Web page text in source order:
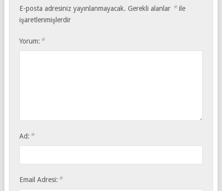
E-posta adresiniz yayınlanmayacak. Gerekli alanlar *ile
işaretlenmişlerdir
Yorum: *
Ad: *
Email Adresi: *